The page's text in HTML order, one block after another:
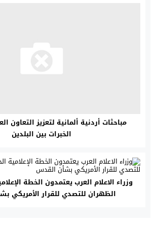
مباحثات أردنية ألمانية لتعزيز التعاون
الخبرات بين البلدين
وزراء الاعلام العرب يعتمدون الخطة
الظهران للتصدي للقرار الأمريكي